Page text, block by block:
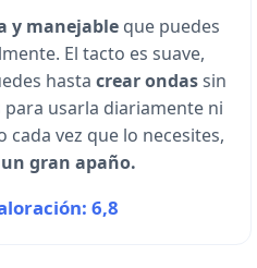
y manejable que puedes
El tacto es suave,
hasta crear ondassin
usarla diariamente ni
vez que lo necesites,
gran apaño.
6,8